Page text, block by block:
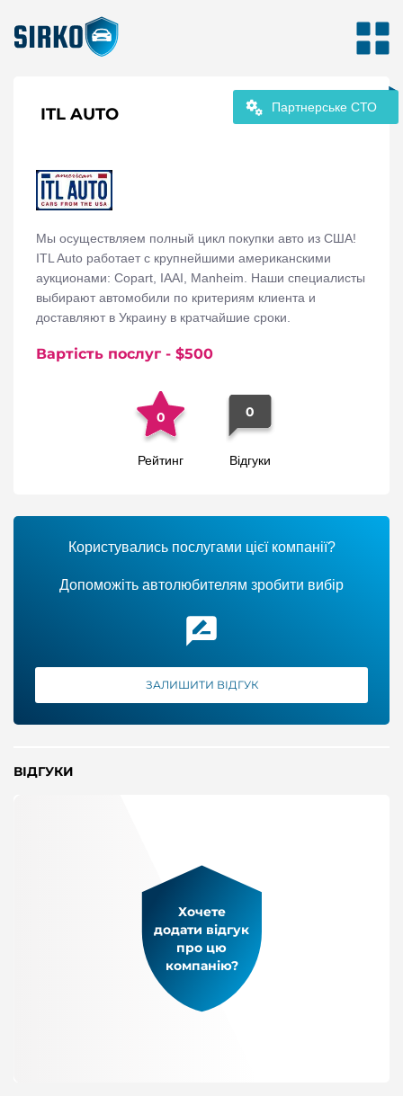
Партнерське СТО
ITL AUTO
Мы осуществляем полный цикл покупки авто из США!
ITL Auto работает с крупнейшими американскими
аукционами: Сopart, IAAI, Manheim. Наши специалисты
выбирают автомобили по критериям клиента и
доставляют в Украину в кратчайшие сроки.
Вартість послуг - $500
0
Рейтинг
0
Відгуки
Користувались послугами цієї компанії?
Допоможіть автолюбителям зробити вибір
ЗАЛИШИТИ ВІДГУК
ВІДГУКИ
Хочете
додати відгук
про цю
компанію?